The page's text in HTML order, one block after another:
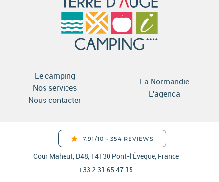
Le camping
Nos services
Nous contacter
La Normandie
L'agenda
Cour Maheut, D48, 14130 Pont-l'Êveque, France
+33 2 31 65 47 15